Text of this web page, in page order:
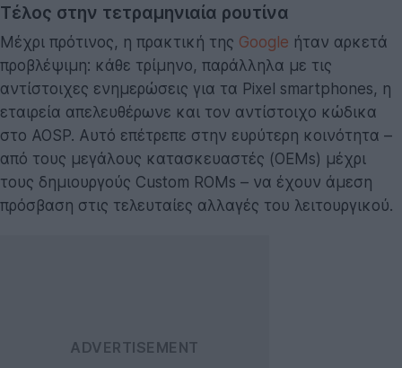
Τέλος στην τετραμηνιαία ρουτίνα
Μέχρι πρότινος, η πρακτική της Google ήταν αρκετά
προβλέψιμη: κάθε τρίμηνο, παράλληλα με τις
αντίστοιχες ενημερώσεις για τα Pixel smartphones, η
εταιρεία απελευθέρωνε και τον αντίστοιχο κώδικα
στο AOSP. Αυτό επέτρεπε στην ευρύτερη κοινότητα –
από τους μεγάλους κατασκευαστές (OEMs) μέχρι
τους δημιουργούς Custom ROMs – να έχουν άμεση
πρόσβαση στις τελευταίες αλλαγές του λειτουργικού.